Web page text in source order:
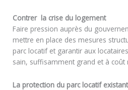
Contrer la crise du logement
Faire pression auprès du
mettre en place des mesures
parc locatif et garantir aux
sain, suffisamment grand et à coût
La protection du parc locatif